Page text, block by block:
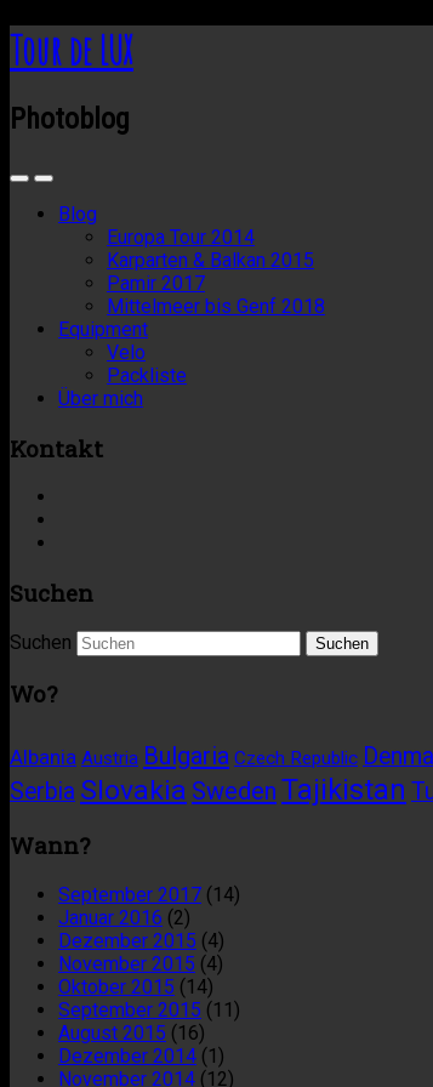
Tour de LUX
Photoblog
Blog
Europa Tour 2014
Karparten & Balkan 2015
Pamir 2017
Mittelmeer bis Genf 2018
Equipment
Velo
Packliste
Über mich
Kontakt
Suchen
Suchen
Wo?
Albania Austria Bulgaria Czech Republic
Serbia Slovakia Sweden Tajikistan
Wann?
September 2017 (14)
Januar 2016 (2)
Dezember 2015 (4)
November 2015 (4)
Oktober 2015 (14)
September 2015 (11)
August 2015 (16)
Dezember 2014 (1)
November 2014 (12)